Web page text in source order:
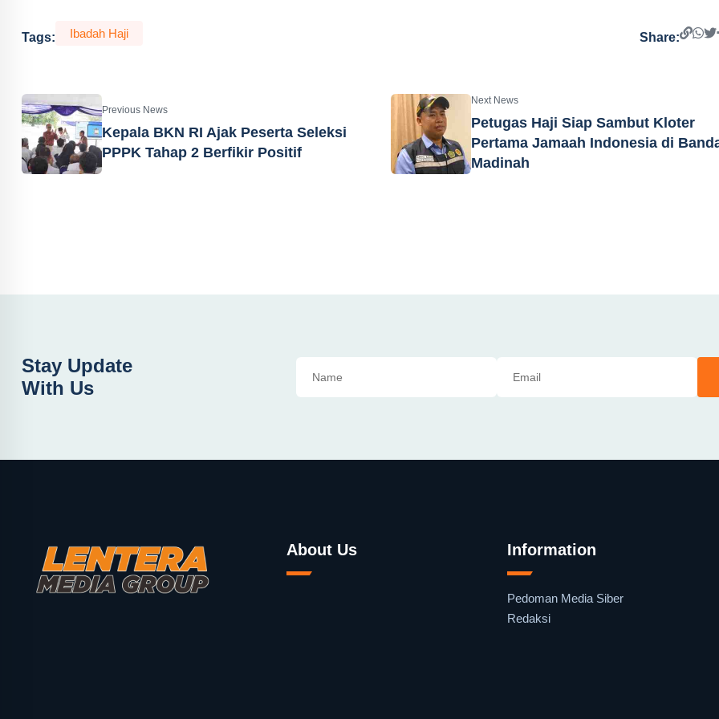
Tags: Ibadah Haji Share:
Previous News
Kepala BKN RI Ajak Peserta Seleksi
PPPK Tahap 2 Berfikir Positif
Next News
Petugas Haji Siap Sambut Kloter
Pertama Jamaah Indonesia di
Madinah
Stay Update
With Us
About Us Information
Pedoman Media Siber
Redaksi